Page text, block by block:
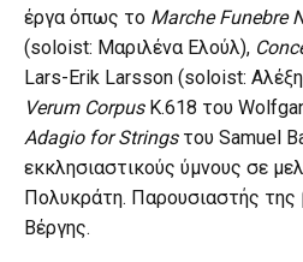
έργα όπως το Marche Funebre
(soloist: Μαριλένα Ελούλ),
Lars-Erik Larsson (soloist:
Verum CorpusK.618 του
Adagio for Strings του Samuel
εκκλησιαστικούς ύμνους σε
Πολυκράτη. Παρουσιαστής της
Βέργης.